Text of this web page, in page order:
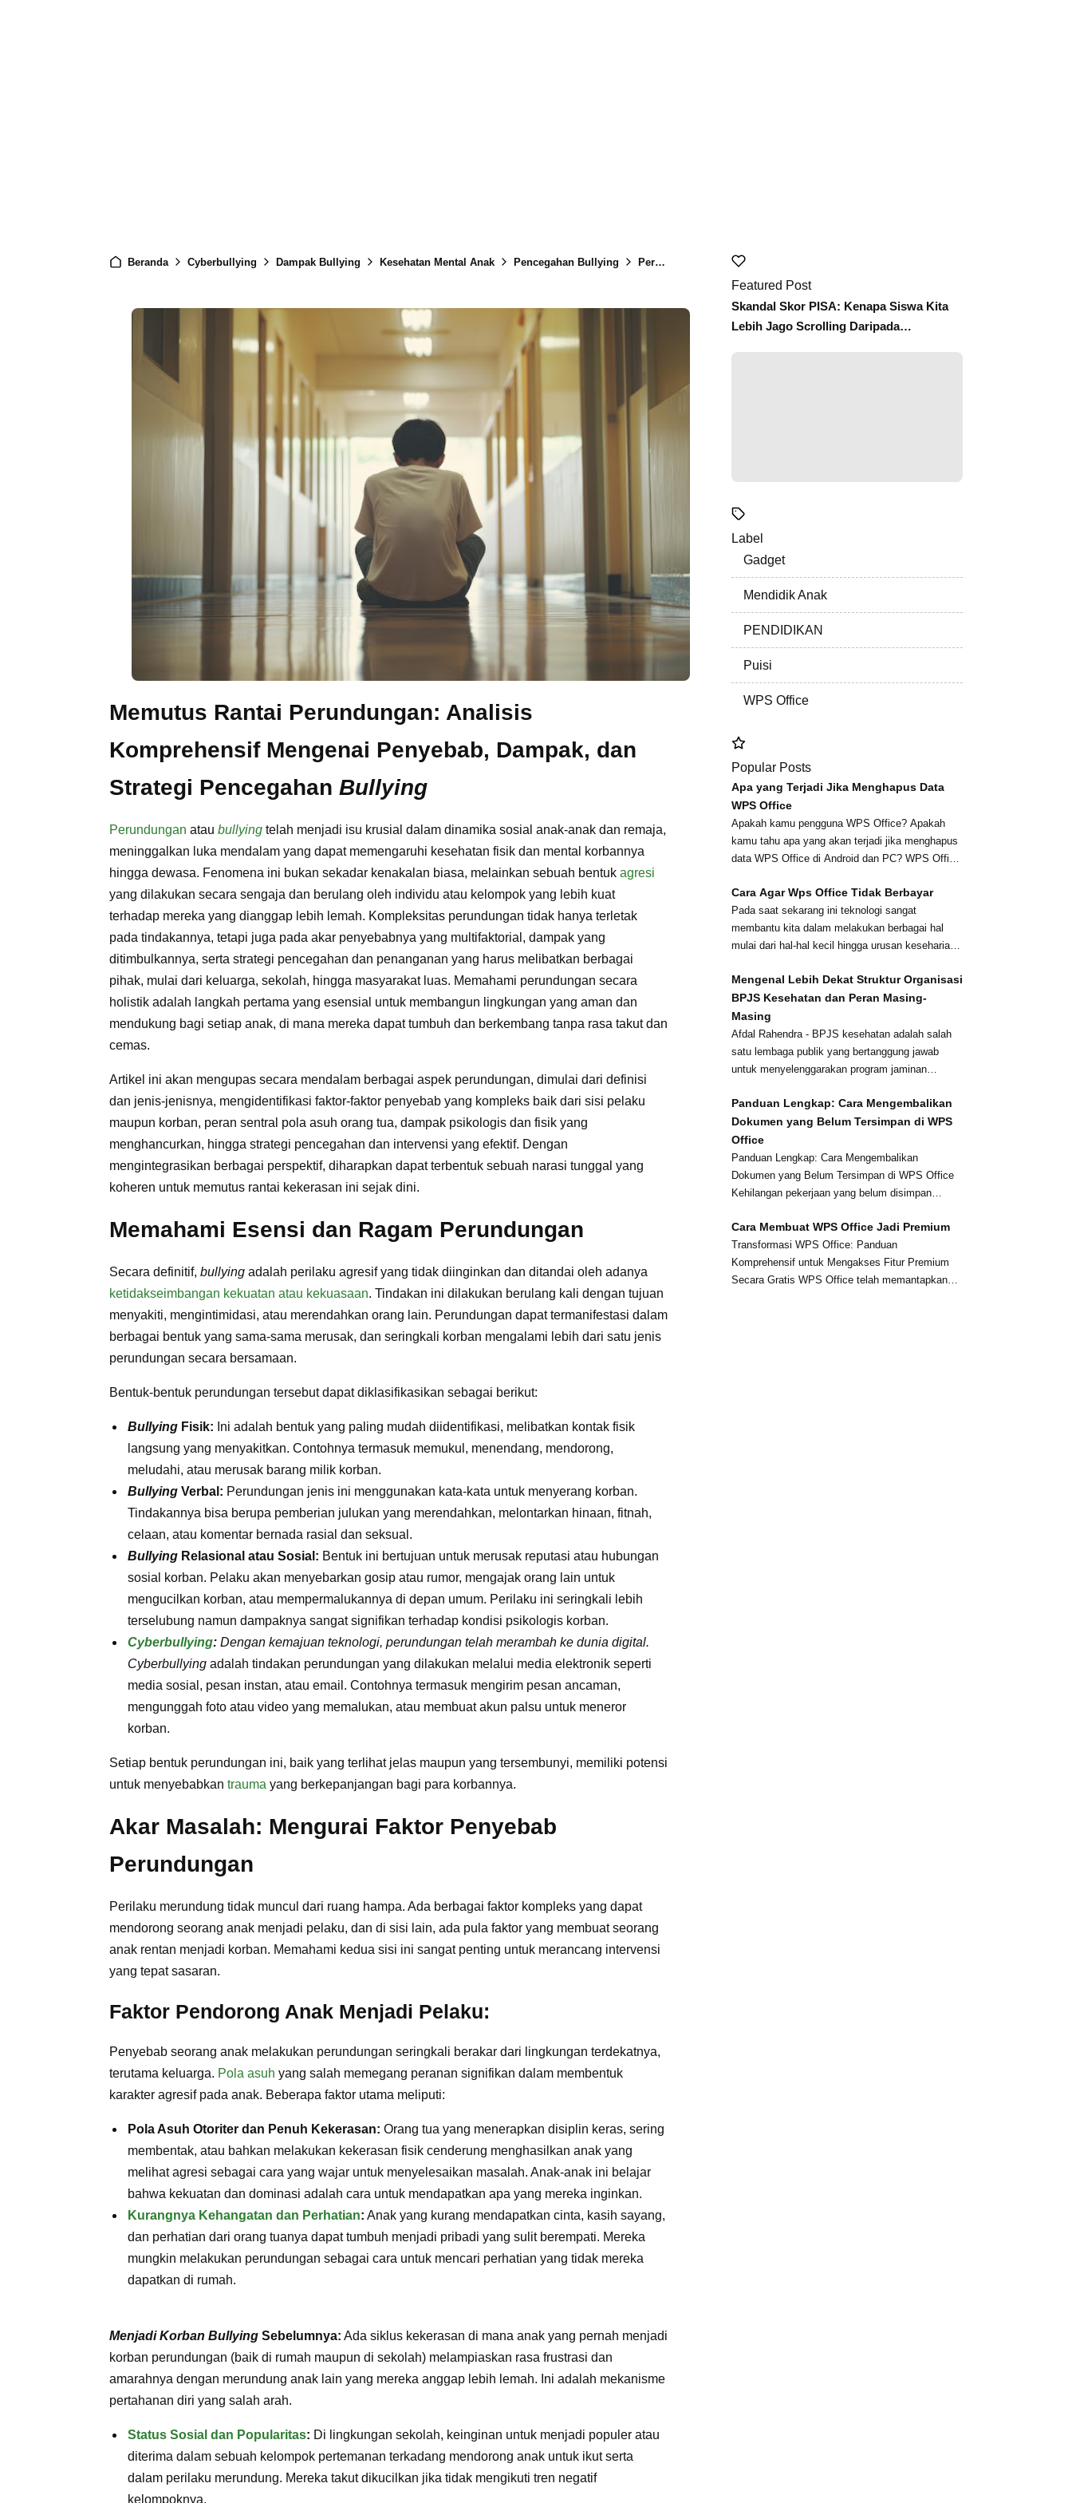
Beranda Cyberbullying Dampak Bullying Kesehatan Mental Anak Pencegahan Bullying Perundungan Pola Asuh
Memutus Rantai Perundungan: Analisis
Komprehensif Mengenai Penyebab, Dampak, dan
Strategi Pencegahan Bullying
Perundungan atau bullying telah menjadi isu krusial dalam dinamika sosial anak-anak dan remaja,
meninggalkan luka mendalam yang dapat memengaruhi kesehatan fisik dan mental korbannya
hingga dewasa. Fenomena ini bukan sekadar kenakalan biasa, melainkan sebuah bentuk agresi
yang dilakukan secara sengaja dan berulang oleh individu atau kelompok yang lebih kuat
terhadap mereka yang dianggap lebih lemah. Kompleksitas perundungan tidak hanya terletak
pada tindakannya, tetapi juga pada akar penyebabnya yang multifaktorial, dampak yang
ditimbulkannya, serta strategi pencegahan dan penanganan yang harus melibatkan berbagai
pihak, mulai dari keluarga, sekolah, hingga masyarakat luas. Memahami perundungan secara
holistik adalah langkah pertama yang esensial untuk membangun lingkungan yang aman dan
mendukung bagi setiap anak, di mana mereka dapat tumbuh dan berkembang tanpa rasa takut dan
cemas.
Artikel ini akan mengupas secara mendalam berbagai aspek perundungan, dimulai dari definisi
dan jenis-jenisnya, mengidentifikasi faktor-faktor penyebab yang kompleks baik dari sisi pelaku
maupun korban, peran sentral pola asuh orang tua, dampak psikologis dan fisik yang
menghancurkan, hingga strategi pencegahan dan intervensi yang efektif. Dengan
mengintegrasikan berbagai perspektif, diharapkan dapat terbentuk sebuah narasi tunggal yang
koheren untuk memutus rantai kekerasan ini sejak dini.
Memahami Esensi dan Ragam Perundungan
Secara definitif, bullying adalah perilaku agresif yang tidak diinginkan dan ditandai oleh adanya
ketidakseimbangan kekuatan atau kekuasaan. Tindakan ini dilakukan berulang kali dengan tujuan
menyakiti, mengintimidasi, atau merendahkan orang lain. Perundungan dapat termanifestasi dalam
berbagai bentuk yang sama-sama merusak, dan seringkali korban mengalami lebih dari satu jenis
perundungan secara bersamaan.
Bentuk-bentuk perundungan tersebut dapat diklasifikasikan sebagai berikut:
Bullying Fisik: Ini adalah bentuk yang paling mudah diidentifikasi, melibatkan kontak fisik
langsung yang menyakitkan. Contohnya termasuk memukul, menendang, mendorong,
meludahi, atau merusak barang milik korban.
Bullying Verbal: Perundungan jenis ini menggunakan kata-kata untuk menyerang korban.
Tindakannya bisa berupa pemberian julukan yang merendahkan, melontarkan hinaan, fitnah,
celaan, atau komentar bernada rasial dan seksual.
Bullying Relasional atau Sosial: Bentuk ini bertujuan untuk merusak reputasi atau hubungan
sosial korban. Pelaku akan menyebarkan gosip atau rumor, mengajak orang lain untuk
mengucilkan korban, atau mempermalukannya di depan umum. Perilaku ini seringkali lebih
terselubung namun dampaknya sangat signifikan terhadap kondisi psikologis korban.
Cyberbullying: Dengan kemajuan teknologi, perundungan telah merambah ke dunia digital.
Cyberbullying adalah tindakan perundungan yang dilakukan melalui media elektronik seperti
media sosial, pesan instan, atau email. Contohnya termasuk mengirim pesan ancaman,
mengunggah foto atau video yang memalukan, atau membuat akun palsu untuk meneror
korban.
Setiap bentuk perundungan ini, baik yang terlihat jelas maupun yang tersembunyi, memiliki potensi
untuk menyebabkan trauma yang berkepanjangan bagi para korbannya.
Akar Masalah: Mengurai Faktor Penyebab
Perundungan
Perilaku merundung tidak muncul dari ruang hampa. Ada berbagai faktor kompleks yang dapat
mendorong seorang anak menjadi pelaku, dan di sisi lain, ada pula faktor yang membuat seorang
anak rentan menjadi korban. Memahami kedua sisi ini sangat penting untuk merancang intervensi
yang tepat sasaran.
Faktor Pendorong Anak Menjadi Pelaku:
Penyebab seorang anak melakukan perundungan seringkali berakar dari lingkungan terdekatnya,
terutama keluarga. Pola asuh yang salah memegang peranan signifikan dalam membentuk
karakter agresif pada anak. Beberapa faktor utama meliputi:
Pola Asuh Otoriter dan Penuh Kekerasan: Orang tua yang menerapkan disiplin keras, sering
membentak, atau bahkan melakukan kekerasan fisik cenderung menghasilkan anak yang
melihat agresi sebagai cara yang wajar untuk menyelesaikan masalah. Anak-anak ini belajar
bahwa kekuatan dan dominasi adalah cara untuk mendapatkan apa yang mereka inginkan.
Kurangnya Kehangatan dan Perhatian: Anak yang kurang mendapatkan cinta, kasih sayang,
dan perhatian dari orang tuanya dapat tumbuh menjadi pribadi yang sulit berempati. Mereka
mungkin melakukan perundungan sebagai cara untuk mencari perhatian yang tidak mereka
dapatkan di rumah.
Menjadi Korban Bullying Sebelumnya: Ada siklus kekerasan di mana anak yang pernah menjadi
korban perundungan (baik di rumah maupun di sekolah) melampiaskan rasa frustrasi dan
amarahnya dengan merundung anak lain yang mereka anggap lebih lemah. Ini adalah mekanisme
pertahanan diri yang salah arah.
Status Sosial dan Popularitas: Di lingkungan sekolah, keinginan untuk menjadi populer atau
diterima dalam sebuah kelompok pertemanan terkadang mendorong anak untuk ikut serta
dalam perilaku merundung. Mereka takut dikucilkan jika tidak mengikuti tren negatif
kelompoknya.
Featured Post
Skandal Skor PISA: Kenapa Siswa Kita
Lebih Jago Scrolling Daripada
Label
Gadget
Mendidik Anak
PENDIDIKAN
Puisi
WPS Office
Popular Posts
Apa yang Terjadi Jika Menghapus Data
WPS Office
Apakah kamu pengguna WPS Office? Apakah
kamu tahu apa yang akan terjadi jika menghapus
data WPS Office di Android dan PC? WPS Office
Cara Agar Wps Office Tidak Berbayar
Pada saat sekarang ini teknologi sangat
membantu kita dalam melakukan berbagai hal
mulai dari hal-hal kecil hingga urusan keseharian
Mengenal Lebih Dekat Struktur Organisasi
BPJS Kesehatan dan Peran Masing-
Masing
Afdal Rahendra - BPJS kesehatan adalah salah
satu lembaga publik yang bertanggung jawab
untuk menyelenggarakan program jaminan
Panduan Lengkap: Cara Mengembalikan
Dokumen yang Belum Tersimpan di WPS
Office
Panduan Lengkap: Cara Mengembalikan
Dokumen yang Belum Tersimpan di WPS Office
Kehilangan pekerjaan yang belum disimpan
Cara Membuat WPS Office Jadi Premium
Transformasi WPS Office: Panduan
Komprehensif untuk Mengakses Fitur Premium
Secara Gratis WPS Office telah memantapkan